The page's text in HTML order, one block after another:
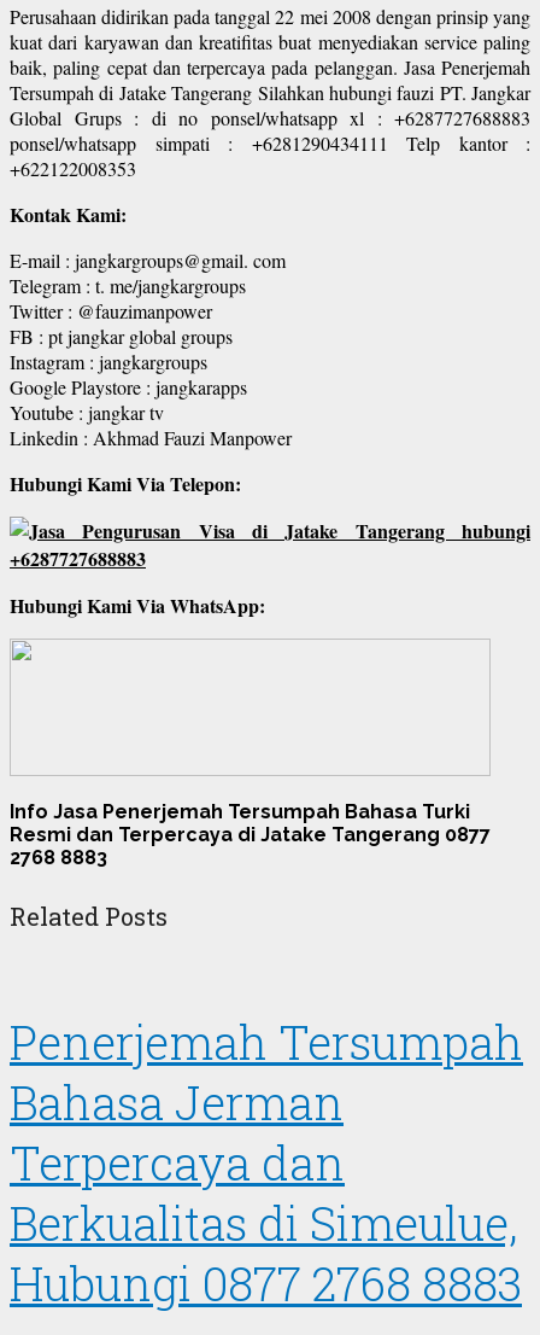
Perusahaan didirikan pada tanggal 22 mei 2008 dengan prinsip yang
kuat dari karyawan dan kreatifitas buat menyediakan service paling
baik, paling cepat dan terpercaya pada pelanggan. Jasa Penerjemah
Tersumpah di Jatake Tangerang Silahkan hubungi fauzi PT. Jangkar
Global Grups : di no ponsel/whatsapp xl : +6287727688883
ponsel/whatsapp simpati : +6281290434111 Telp kantor :
+622122008353
Kontak Kami:
E-mail : jangkargroups@gmail. com
Telegram : t. me/jangkargroups
Twitter : @fauzimanpower
FB : pt jangkar global groups
Instagram : jangkargroups
Google Playstore : jangkarapps
Youtube : jangkar tv
Linkedin : Akhmad Fauzi Manpower
Hubungi Kami Via Telepon:
Hubungi Kami Via WhatsApp:
Info Jasa Penerjemah Tersumpah Bahasa Turki
Resmi dan Terpercaya di Jatake Tangerang 0877
2768 8883
Related Posts
Penerjemah Tersumpah
Bahasa Jerman
Terpercaya dan
Berkualitas di Simeulue,
Hubungi 0877 2768 8883